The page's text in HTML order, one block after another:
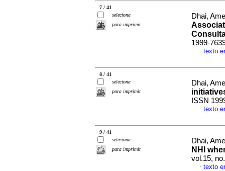
7 / 41
seleciona
para imprimir
Dhai,
1999-
· texto
8 / 41
seleciona
para imprimir
Dhai,
ISSN
· texto
9 / 41
seleciona
para imprimir
Dhai,
NHI
vol.15,
· texto